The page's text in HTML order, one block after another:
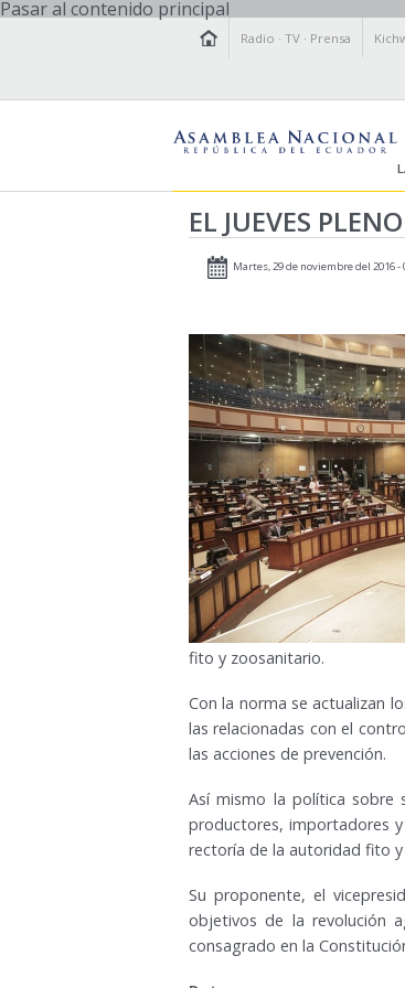
Pasar al contenido principal
Radio ·TV · Prensa
EL JUEVES
Martes, 29 de noviembre del 2016 -
fito y zoosanitario.
Con la norma se actualizan
las relacionadas con el
las acciones de prevención.
Así mismo la política sobre
productores, importadores
rectoría de la autoridad fito
Su proponente, el
objetivos de la revolución
consagrado en la